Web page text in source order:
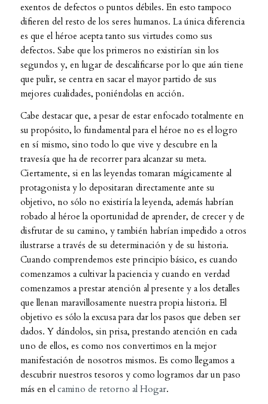
exentos de defectos o puntos débiles. En esto tampoco
difieren del resto de los seres humanos. La única diferencia
es que el héroe acepta tanto sus virtudes como sus
defectos. Sabe que los primeros no existirían sin los
segundos y, en lugar de descalificarse por lo que aún tiene
que pulir, se centra en sacar el mayor partido de sus
mejores cualidades, poniéndolas en acción.
Cabe destacar que, a pesar de estar enfocado totalmente en
su propósito, lo fundamental para el héroe no es el logro
en sí mismo, sino todo lo que vive y descubre en la
travesía que ha de recorrer para alcanzar su meta.
Ciertamente, si en las leyendas tomaran mágicamente al
protagonista y lo depositaran directamente ante su
objetivo, no sólo no existiría la leyenda, además habrían
robado al héroe la oportunidad de aprender, de crecer y de
disfrutar de su camino, y también habrían impedido a otros
ilustrarse a través de su determinación y de su historia.
Cuando comprendemos este principio básico, es cuando
comenzamos a cultivar la paciencia y cuando en verdad
comenzamos a prestar atención al presente y a los detalles
que llenan maravillosamente nuestra propia historia. El
objetivo es sólo la excusa para dar los pasos que deben ser
dados. Y dándolos, sin prisa, prestando atención en cada
uno de ellos, es como nos convertimos en la mejor
manifestación de nosotros mismos. Es como llegamos a
descubrir nuestros tesoros y como logramos dar un paso
más en el camino de retorno al Hogar.